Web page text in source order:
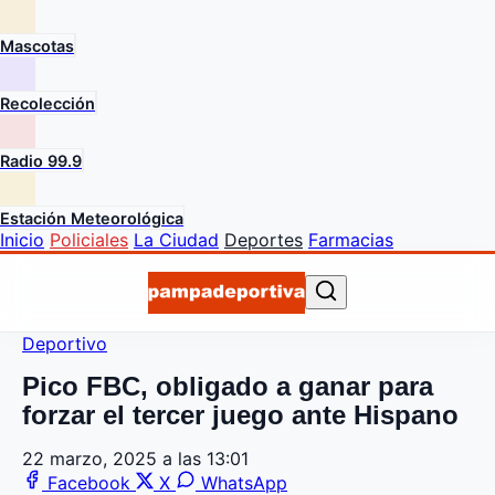
Mascotas
Recolección
Radio 99.9
Estación Meteorológica
Inicio Policiales La Ciudad Deportes Farmacias
Deportivo
Pico FBC, obligado a ganar para
forzar el tercer juego ante Hispano
22 marzo, 2025 a las 13:01
Facebook
X WhatsApp